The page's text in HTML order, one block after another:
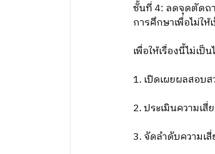
ชั้นที่ 4: ลดจุดตัดถา
การศึกษาเพื่อไม่ใ
เพื่อให้เรื่องนี้ไม่เ
1. เปิดเผยผลสอบ
2. ประเมินความเ
3. จัดลําดับความเ